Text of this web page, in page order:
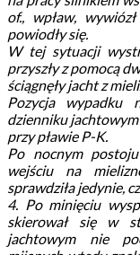
of., wpław,
powiodły się.
W tej sytuacji
przyszły z pomocą
ściągnęły jacht z
Pozycja wypadku
dzienniku jachtowym
przy pławie P-K.
Po nocnym
wejściu na
sprawdziła jedynie,
4. Po minięciu
skierował się w
jachtowym nie